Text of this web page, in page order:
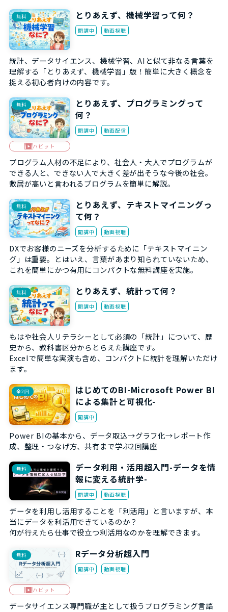
無料 とりあえず、機械学習って何？
開講中 動画視聴
統計、データサイエンス、機械学習、AIと似て非なる言葉を
理解する「とりあえず、機械学習」版！簡単に大きく概念を
捉える初心者向けの内容です。
無料
ハビット
とりあえず、プログラミングって
何？
開講中 動画配信
プログラム人材の不足により、社会人・大人でプログラムが
できる人と、できない人で大きく差が出そうな今後の社会。
敷居が高いと言われるプログラムを簡単に解説。
無料
とりあえず、テキストマイニングっ
て何？
開講中 動画視聴
DXでお客様のニーズを分析するために「テキストマイニン
グ」は重要。とはいえ、言葉があまり知られていないため、
これを簡単にかつ有用にコンパクトな無料講座を実施。
無料 とりあえず、統計って何？
開講中 動画視聴
もはや社会人リテラシーとして必須の「統計」について、歴
史から、教科書区分からとらえた講座です。
Excelで簡単な実演も含め、コンパクトに統計を理解いただけ
ます。
全2回
はじめてのBI-Microsoft Power BI
による集計と可視化-
開講中
Power BIの基本から、データ取込→グラフ化→レポート作
成、整理・つなげ方、共有まで学ぶ2回講座
無料
データ利用・活用超入門-データを情
報に変える統計学-
開講中 動画視聴
データを利用し活用することを「利活用」と言いますが、本
当にデータを利活用できているのか？
何が行えたら仕事で役立つ利活用なのかを理解できます。
無料
ハビット
Rデータ分析超入門
開講中 動画視聴
データサイエンス専門職が主として扱うプログラミング言語